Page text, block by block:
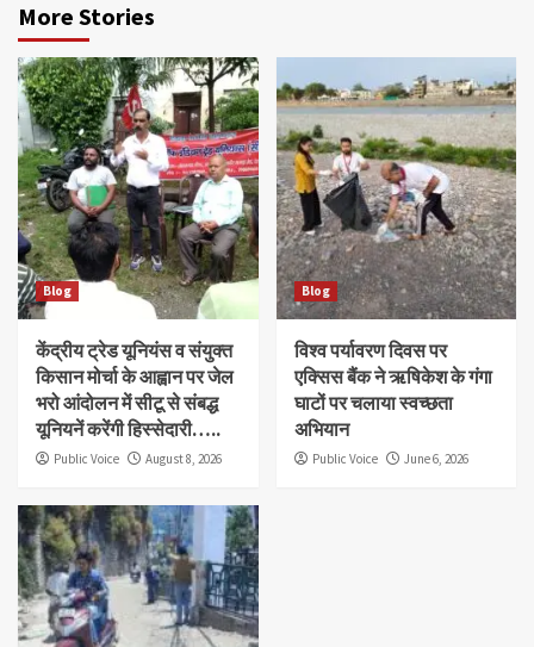
More Stories
Blog
केंद्रीय ट्रेड यूनियंस व संयुक्त
किसान मोर्चा के आह्वान पर जेल
भरो आंदोलन में सीटू से संबद्ध
यूनियनें करेंगी हिस्सेदारी…..
Public Voice August 8, 2026
Blog
विश्व पर्यावरण दिवस पर
एक्सिस बैंक ने ऋषिकेश के गंगा
घाटों पर चलाया स्वच्छता
अभियान
Public Voice June 6, 2026